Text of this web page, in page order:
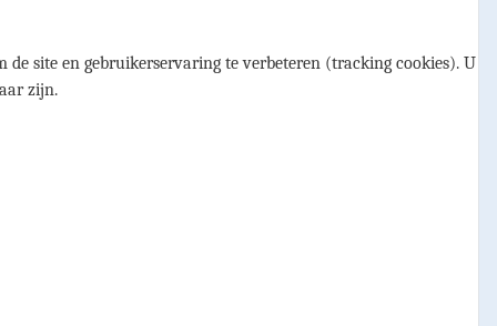
site en gebruikerservaring te verbeteren (tracking cookies). U
zijn.